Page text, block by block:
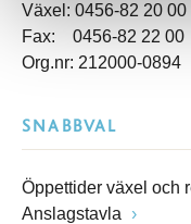
Växel: 0456-82 20 00
Fax: 0456-82 22 00
Org.nr: 212000-0894
SNABBVAL
Öppettider växel och
Anslagstavla